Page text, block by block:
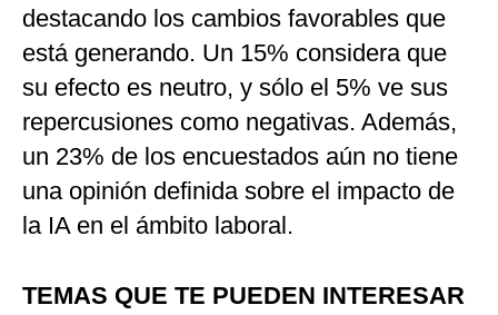
destacando los cambios favorables que
está generando. Un 15% considera que
su efecto es neutro, y sólo el 5% ve sus
repercusiones como negativas. Además,
un 23% de los encuestados aún no tiene
una opinión definida sobre el impacto de
la IA en el ámbito laboral.
TEMAS QUE TE PUEDEN INTERESAR